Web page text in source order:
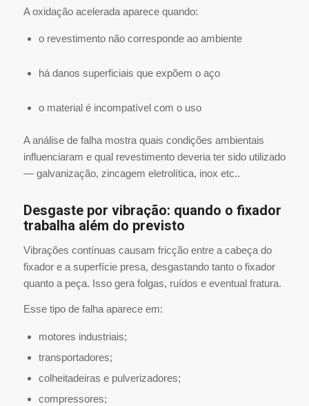
A oxidação acelerada aparece quando:
o revestimento não corresponde ao ambiente
há danos superficiais que expõem o aço
o material é incompatível com o uso
A análise de falha mostra quais condições ambientais
influenciaram e qual revestimento deveria ter sido utilizado
— galvanização, zincagem eletrolítica, inox etc..
Desgaste por vibração: quando o fixador
trabalha além do previsto
Vibrações contínuas causam fricção entre a cabeça do
fixador e a superfície presa, desgastando tanto o fixador
quanto a peça. Isso gera folgas, ruídos e eventual fratura.
Esse tipo de falha aparece em:
motores industriais;
transportadores;
colheitadeiras e pulverizadores;
compressores;